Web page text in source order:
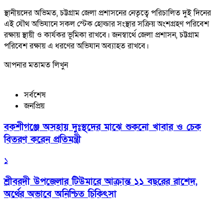
স্থানীয়দের অভিমত, চট্টগ্রাম জেলা প্রশাসনের নেতৃত্বে পরিচালিত দুই দিনের
এই যৌথ অভিযানে সকল স্টেক হোল্ডার সংস্থার সক্রিয় অংশগ্রহণ পরিবেশ
রক্ষায় স্থায়ী ও কার্যকর ভূমিকা রাখবে। জনস্বার্থে জেলা প্রশাসন, চট্টগ্রাম
পরিবেশ রক্ষায় এ ধরণের অভিযান অব্যাহত রাখবে।
আপনার মতামত লিখুন
সর্বশেষ
জনপ্রিয়
বকশীগঞ্জে অসহায় দুঃস্থদের মাঝে শুকনো খাবার ও চেক
বিতরণ করেন প্রতিমন্ত্রী
১
শ্রীবরদী উপজেলার টিউমারে আক্রান্ত ১১ বছরের রাশেদ,
অর্থের অভাবে অনিশ্চিত চিকিৎসা